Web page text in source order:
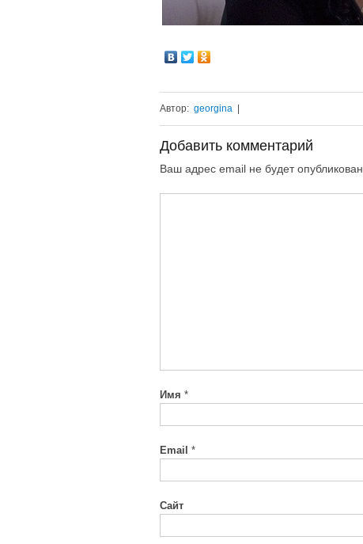
Автор: georgina
Добавить комментарий
Ваш адрес email не будет опубликован.
Имя *
Email *
Сайт